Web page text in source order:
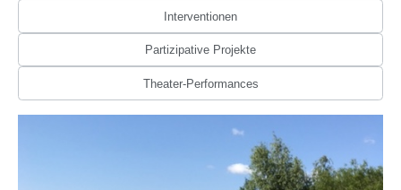
Interventionen
Partizipative Projekte
Theater-Performances